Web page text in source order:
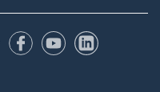
Facebook
YouTubeLinkedIn